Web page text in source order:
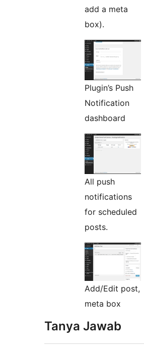
add a meta
box).
Plugin’s Push
Notification
dashboard
All push
notifications
for scheduled
posts.
Add/Edit post,
meta box
Tanya Jawab